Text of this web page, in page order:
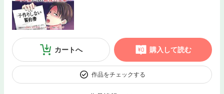
カートへ 購入して読む
作品をチェックする